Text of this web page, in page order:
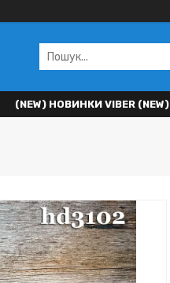
(NEW) НОВИНКИ VIBER (NEW)